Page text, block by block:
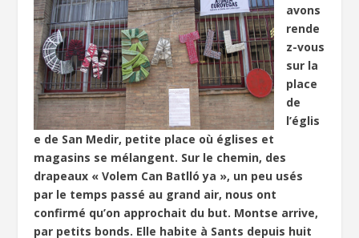
avons
rende
z-vous
sur la
place
de
l’églis
e de San Medir, petite place où églises et
magasins se mélangent. Sur le chemin, des
drapeaux « Volem Can Batlló ya », un peu usés
par le temps passé au grand air, nous ont
confirmé qu’on approchait du but. Montse arrive,
par petits bonds. Elle habite à Sants depuis huit